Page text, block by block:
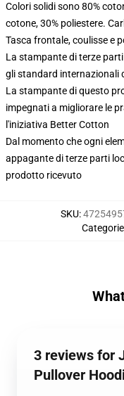
Colori solidi sono 80%
cotone, 30% poliestere.
Tasca frontale, coulisse e
La stampante di terze
gli standard internazionali
La stampante di questo
impegnati a migliorare le
l'iniziativa Better Cotton
Dal momento che ogni
appagante di terze parti
prodotto ricevuto
SKU:
Categorie
3 reviews for
Pullover